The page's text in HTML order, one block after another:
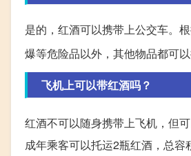
是的，红酒可以携带上公交车。
爆等危险品以外，其他物品都可
飞机上可以带红酒吗？
红酒不可以随身携带上飞机，但
成年乘客可以托运2瓶红酒，总容